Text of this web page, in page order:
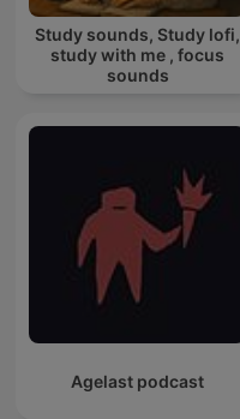
Study sounds, Study lofi,
study with me , focus
sounds
Agelast podcast